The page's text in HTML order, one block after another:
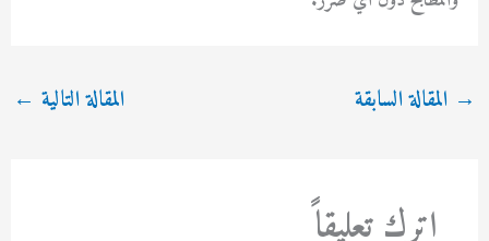
→ المقالة السابقة المقالة التالية ←
اترك تعليقاً